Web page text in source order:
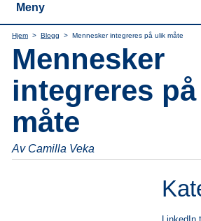
Meny
Hjem > Blogg > Mennesker integreres på ulik måte
Mennesker
integreres
måte
Av Camilla Veka